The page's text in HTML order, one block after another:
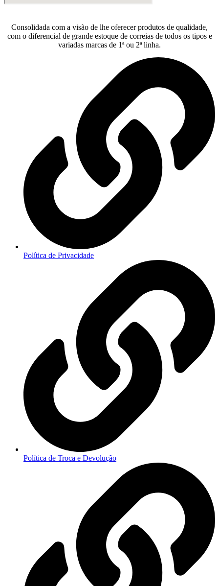
Consolidada com a visão de lhe oferecer produtos de qualidade,
com o diferencial de grande estoque de correias de todos os tipos e
variadas marcas de 1ª ou 2ª linha.
Política de Privacidade
Política de Troca e Devolução